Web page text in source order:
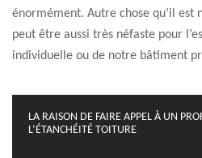
énormément. Autre chose qu’il est
peut être aussi très néfaste pour
individuelle ou de notre bâtiment
LA RAISON DE FAIRE APPEL À UN
L’ÉTANCHÉITÉ TOITURE